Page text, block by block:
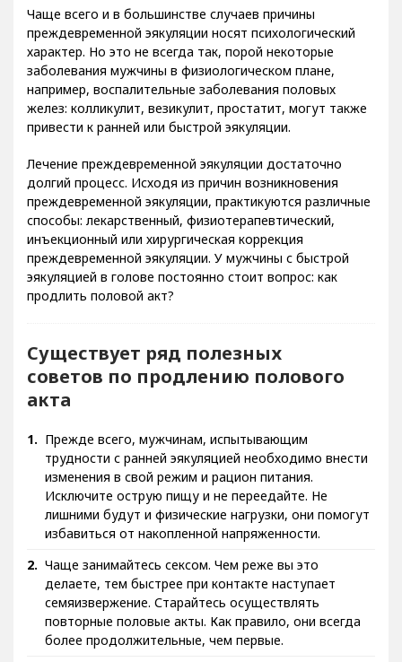
Чаще всего и в большинстве случаев причины
преждевременной эякуляции носят психологический
характер. Но это не всегда так, порой некоторые
заболевания мужчины в физиологическом плане,
например, воспалительные заболевания половых
желез: колликулит, везикулит, простатит, могут также
привести к ранней или быстрой эякуляции.
Лечение преждевременной эякуляции достаточно
долгий процесс. Исходя из причин возникновения
преждевременной эякуляции, практикуются различные
способы: лекарственный, физиотерапевтический,
инъекционный или хирургическая коррекция
преждевременной эякуляции. У мужчины с быстрой
эякуляцией в голове постоянно стоит вопрос: как
продлить половой акт?
Существует ряд полезных
советов по продлению полового
акта
Прежде всего, мужчинам, испытывающим
трудности с ранней эякуляцией необходимо внести
изменения в свой режим и рацион питания.
Исключите острую пищу и не переедайте. Не
лишними будут и физические нагрузки, они помогут
избавиться от накопленной напряженности.
Чаще занимайтесь сексом. Чем реже вы это
делаете, тем быстрее при контакте наступает
семяизвержение. Старайтесь осуществлять
повторные половые акты. Как правило, они всегда
более продолжительные, чем первые.